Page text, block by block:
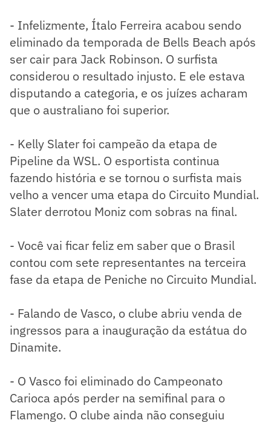
- Infelizmente, Ítalo Ferreira acabou sendo
eliminado da temporada de Bells Beach após
ser cair para Jack Robinson. O surfista
considerou o resultado injusto. E ele estava
disputando a categoria, e os juízes acharam
que o australiano foi superior.
- Kelly Slater foi campeão da etapa de
Pipeline da WSL. O esportista continua
fazendo história e se tornou o surfista mais
velho a vencer uma etapa do Circuito Mundial.
Slater derrotou Moniz com sobras na final.
- Você vai ficar feliz em saber que o Brasil
contou com sete representantes na terceira
fase da etapa de Peniche no Circuito Mundial.
- Falando de Vasco, o clube abriu venda de
ingressos para a inauguração da estátua do
Dinamite.
- O Vasco foi eliminado do Campeonato
Carioca após perder na semifinal para o
Flamengo. O clube ainda não conseguiu